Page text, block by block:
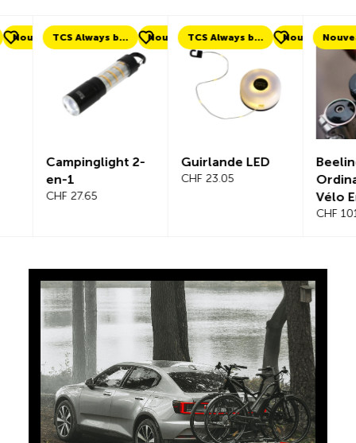
TCS Always by my side Nouveau
Campinglight 2-
en-1
CHF 27.65
TCS Always by my side Nouveau
Guirlande LED
CHF 23.05
Nouveau
Beeline
Vélo
Complet
CHF 101.65